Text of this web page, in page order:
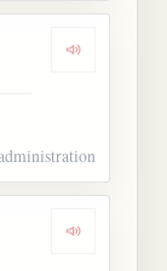
Dengarkan
Dengarkan